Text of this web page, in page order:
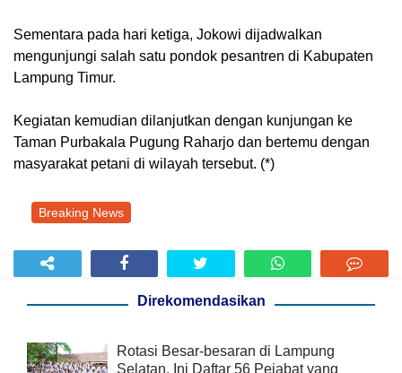
Sementara pada hari ketiga, Jokowi dijadwalkan
mengunjungi salah satu pondok pesantren di Kabupaten
Lampung Timur.
Kegiatan kemudian dilanjutkan dengan kunjungan ke
Taman Purbakala Pugung Raharjo dan bertemu dengan
masyarakat petani di wilayah tersebut. (*)
Breaking News
Direkomendasikan
Rotasi Besar-besaran di Lampung
Selatan, Ini Daftar 56 Pejabat yang